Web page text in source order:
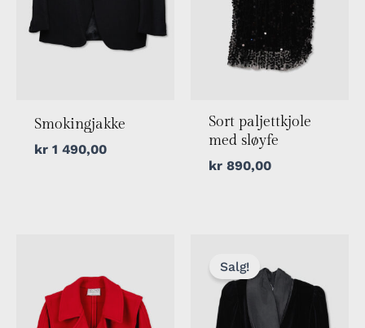
Smokingjakke
kr1 490,00
Sort paljettkjole
med sløyfe
kr890,00
Salg!
var:
kr 2
200,00.
er:
kr 1
100,00.